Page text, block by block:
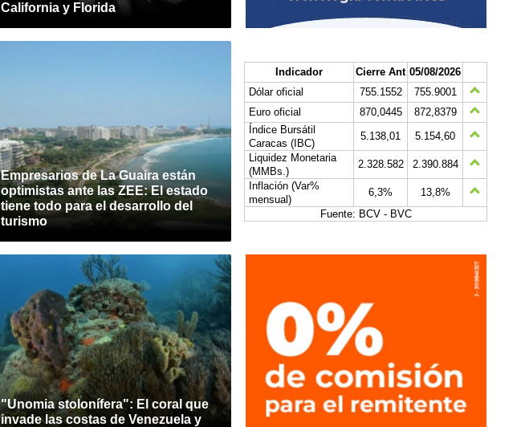
California y Florida
Empresarios de La Guaira están
optimistas ante las ZEE: El estado
tiene todo para el desarrollo del
turismo
"Unomia stolonífera": El coral que
invade las costas de Venezuela y
Indicador Cierre Ant 05/08/2026
Dólar oficial
755.1552
755.9001
Euro oficial
870,0445
872,8379
Índice Bursátil
Caracas (IBC)
5.138,01
5.154,60
Liquidez Monetaria
(MMBs.)
2.328.582
2.390.884
Inflación (Var%
mensual)
6,3%
13,8%
Fuente: BCV - BVC